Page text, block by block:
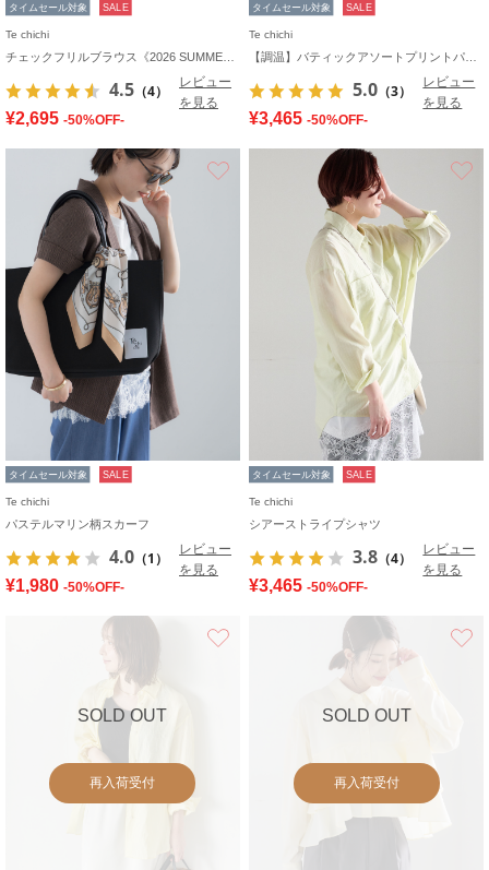
タイムセール対象 SALE
Te chichi
4.5 （4）
レビュー
を見る
¥2,695 -50%OFF-
タイムセール対象 SALE
Te chichi
5.0 （3）
レビュー
を見る
¥3,465 -50%OFF-
タイムセール対象 SALE
Te chichi
パステルマリン柄スカーフ
4.0 （1）
レビュー
を見る
¥1,980 -50%OFF-
タイムセール対象 SALE
Te chichi
シアーストライプシャツ
3.8 （4）
レビュー
を見る
¥3,465 -50%OFF-
SOLD OUT
再入荷受付
SOLD OUT
再入荷受付